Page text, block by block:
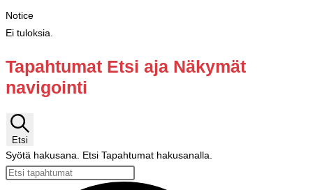
Notice
Ei tuloksia.
Tapahtumat Etsi aja Näkymät
navigointi
Etsi
Syötä hakusana. Etsi Tapahtumat hakusanalla.